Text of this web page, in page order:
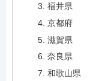
福井県
京都府
滋賀県
奈良県
和歌山県